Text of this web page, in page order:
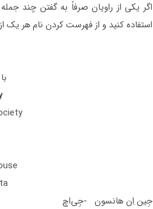
اگر یکی از راویان صرفاً به گفتن چند
استفاده کنید و از فهرست کردن نام هر یک
جِین اِن هانسون -جِی‌اچ